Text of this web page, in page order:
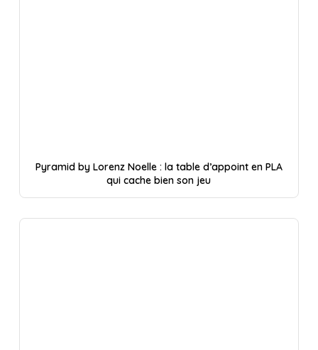
Pyramid by Lorenz Noelle : la table d’appoint en PLA
qui cache bien son jeu